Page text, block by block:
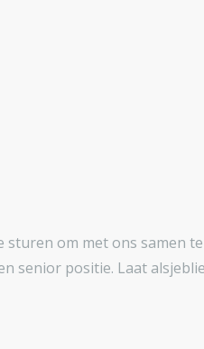
sturen om met ons samen
senior positie. Laat